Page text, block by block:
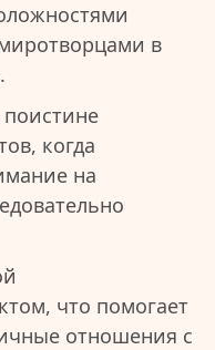
в
когда
на
что помогает
отношения с